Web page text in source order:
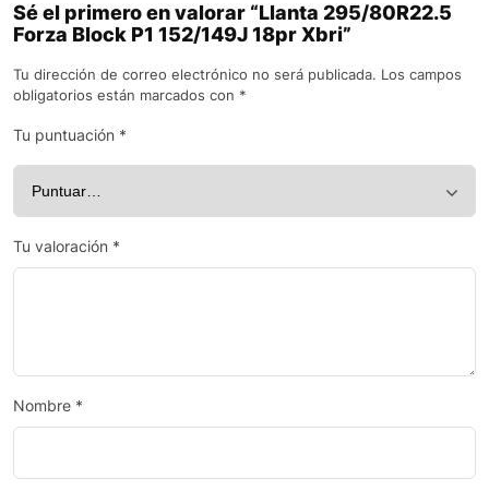
Sé el primero en valorar “Llanta 295/80R22.5
Forza Block P1 152/149J 18pr Xbri”
Tu dirección de correo electrónico no será publicada. Los campos
obligatorios están marcados con *
Tu puntuación *
Tu valoración *
Nombre *